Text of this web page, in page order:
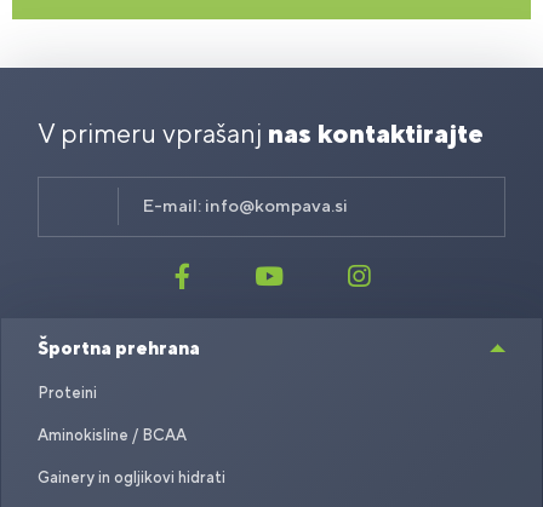
V primeru vprašanj nas kontaktirajte
E-mail: info@kompava.si
Športna prehrana
Proteini
Aminokisline / BCAA
Gainery in ogljikovi hidrati